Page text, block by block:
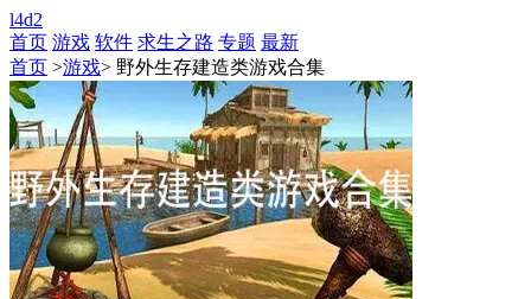
l4d2
首页 游戏 软件 求生之路 专题 最新
首页 >游戏> 野外生存建造类游戏合集